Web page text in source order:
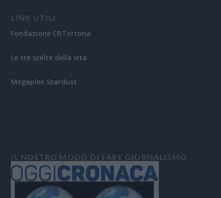
LINK UTILI
Fondazione CRTortona
Le tre scelte della vita
Megaplex Stardust
IL NOSTRO MODO DI FARE GIORNALISMO